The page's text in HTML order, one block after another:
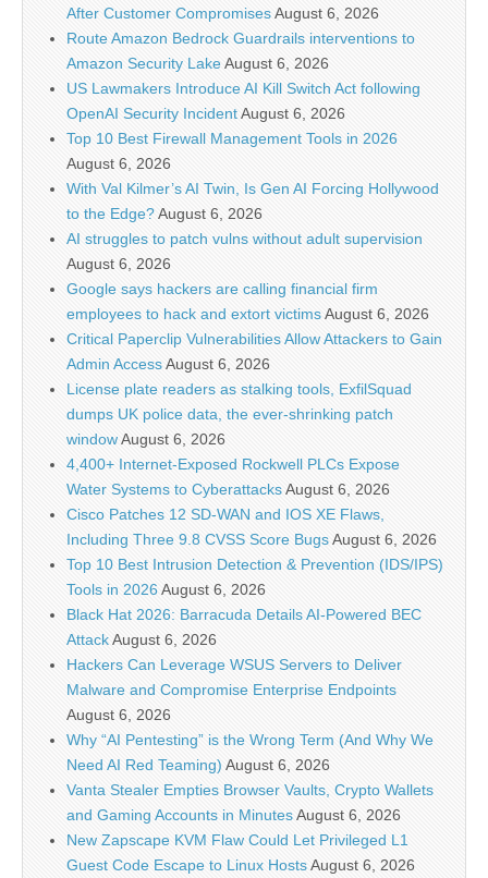
After Customer CompromisesAugust 6, 2026
Route Amazon Bedrock Guardrails interventions to
Amazon Security LakeAugust 6, 2026
US Lawmakers Introduce AI Kill Switch Act following
OpenAI Security IncidentAugust 6, 2026
Top 10 Best Firewall Management Tools in 2026
August 6, 2026
With Val Kilmer’s AI Twin, Is Gen AI Forcing Hollywood
to the Edge?August 6, 2026
AI struggles to patch vulns without adult supervision
August 6, 2026
Google says hackers are calling financial firm
employees to hack and extort victimsAugust 6, 2026
Critical Paperclip Vulnerabilities Allow Attackers to Gain
Admin AccessAugust 6, 2026
License plate readers as stalking tools, ExfilSquad
dumps UK police data, the ever-shrinking patch
windowAugust 6, 2026
4,400+ Internet-Exposed Rockwell PLCs Expose
Water Systems to CyberattacksAugust 6, 2026
Cisco Patches 12 SD-WAN and IOS XE Flaws,
Including Three 9.8 CVSS Score BugsAugust 6, 2026
Top 10 Best Intrusion Detection & Prevention (IDS/IPS)
Tools in 2026August 6, 2026
Black Hat 2026: Barracuda Details AI-Powered BEC
AttackAugust 6, 2026
Hackers Can Leverage WSUS Servers to Deliver
Malware and Compromise Enterprise Endpoints
August 6, 2026
Why “AI Pentesting” is the Wrong Term (And Why We
Need AI Red Teaming) August 6, 2026
Vanta Stealer Empties Browser Vaults, Crypto Wallets
and Gaming Accounts in MinutesAugust 6, 2026
New Zapscape KVM Flaw Could Let Privileged L1
Guest Code Escape to Linux HostsAugust 6, 2026